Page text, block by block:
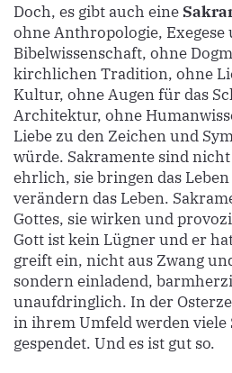
Doch, es gibt auch eine
ohne Anthropologie, Exegese
Bibelwissenschaft, ohne
kirchlichen Tradition, ohne
Kultur, ohne Augen für das
Architektur, ohne
Liebe zu den Zeichen und
würde. Sakramente sind
ehrlich, sie bringen das
verändern das Leben.
Gottes, sie wirken und
Gott ist kein Lügner und er
greift ein, nicht aus Zwang
sondern einladend,
unaufdringlich. In der
in ihrem Umfeld werden viele
gespendet. Und es ist gut so.